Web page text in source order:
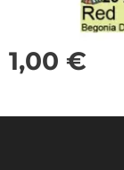
1,00 €